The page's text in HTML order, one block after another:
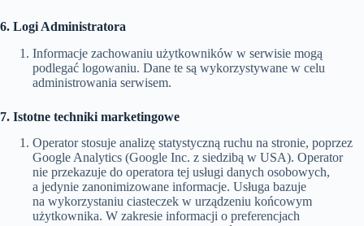
6. Logi Administratora
Informacje zachowaniu użytkowników w serwisie mogą
podlegać logowaniu. Dane te są wykorzystywane w celu
administrowania serwisem.
7. Istotne techniki marketingowe
Operator stosuje analizę statystyczną ruchu na stronie, poprzez
Google Analytics (Google Inc. z siedzibą w USA). Operator
nie przekazuje do operatora tej usługi danych osobowych,
a jedynie zanonimizowane informacje. Usługa bazuje
na wykorzystaniu ciasteczek w urządzeniu końcowym
użytkownika. W zakresie informacji o preferencjach